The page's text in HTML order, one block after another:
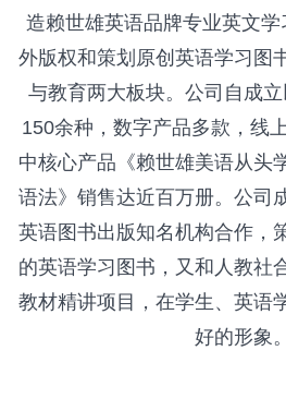
造赖世雄英语品牌专业英文
外版权和策划原创英语学习图
与教育两大板块。公司自成
150余种，数字产品多款，线
中核心产品《赖世雄美语从头
语法》销售达近百万册。公司
英语图书出版知名机构合作，
的英语学习图书，又和人教社
教材精讲项目，在学生、英语
好的形象。